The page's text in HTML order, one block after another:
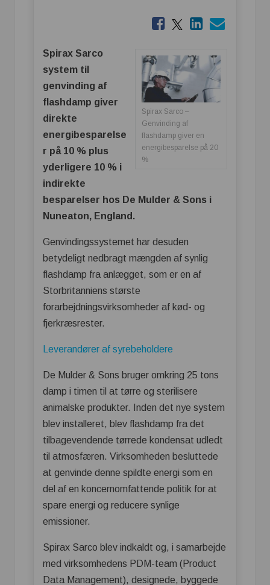
Spirax Sarco –
Genvinding af
flashdamp giver en
energibesparelse på 20
%
Spirax Sarco
system til
genvinding af
flashdamp giver
direkte
energibesparelse
r på 10 % plus
yderligere 10 % i
indirekte
besparelser hos De Mulder & Sons i
Nuneaton, England.
Genvindingssystemet har desuden
betydeligt nedbragt mængden af synlig
flashdamp fra anlægget, som er en af
Storbritanniens største
forarbejdningsvirksomheder af kød- og
fjerkræsrester.
Leverandører af syrebeholdere
De Mulder & Sons bruger omkring 25 tons
damp i timen til at tørre og sterilisere
animalske produkter. Inden det nye system
blev installeret, blev flashdamp fra det
tilbagevendende tørrede kondensat udledt
til atmosfæren. Virksomheden besluttede
at genvinde denne spildte energi som en
del af en koncernomfattende politik for at
spare energi og reducere synlige
emissioner.
Spirax Sarco blev indkaldt og, i samarbejde
med virksomhedens PDM-team (Product
Data Management), designede, byggede